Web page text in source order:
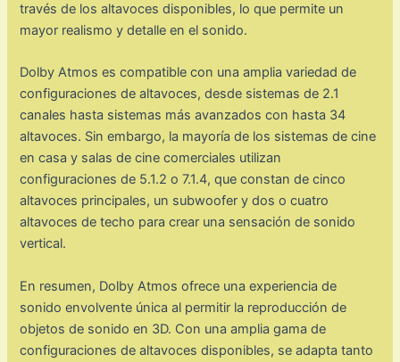
través de los altavoces disponibles, lo que permite un
mayor realismo y detalle en el sonido.
Dolby Atmos es compatible con una amplia variedad de
configuraciones de altavoces, desde sistemas de 2.1
canales hasta sistemas más avanzados con hasta 34
altavoces. Sin embargo, la mayoría de los sistemas de cine
en casa y salas de cine comerciales utilizan
configuraciones de 5.1.2 o 7.1.4, que constan de cinco
altavoces principales, un subwoofer y dos o cuatro
altavoces de techo para crear una sensación de sonido
vertical.
En resumen, Dolby Atmos ofrece una experiencia de
sonido envolvente única al permitir la reproducción de
objetos de sonido en 3D. Con una amplia gama de
configuraciones de altavoces disponibles, se adapta tanto